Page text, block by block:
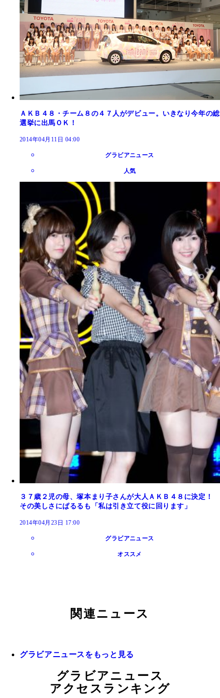
ＡＫＢ４８・チーム８の４７人がデビュー。いきなり今年の総
選挙に出馬ＯＫ！
2014年04月11日 04:00
グラビアニュース
人気
３７歳２児の母、塚本まり子さんが大人ＡＫＢ４８に決定！
その美しさにぱるるも「私は引き立て役に回ります」
2014年04月23日 17:00
グラビアニュース
オススメ
関連ニュース
グラビアニュースをもっと見る
グラビアニュース
アクセスランキング